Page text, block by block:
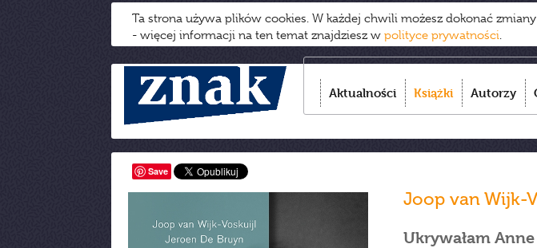
Ta strona używa plików cookies. W każdej chwili możesz dokonać
- więcej informacji na ten temat znajdziesz w polityce prywatności.
Aktualności Książki Autorzy
Save
Joop van Wijk-
Ukrywałam